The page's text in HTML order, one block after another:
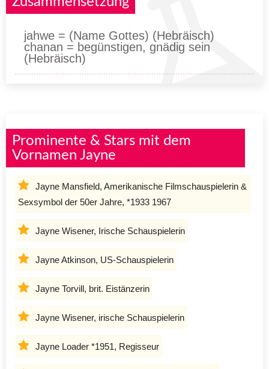
jahwe = (Name Gottes) (Hebräisch)
chanan = begünstigen, gnädig sein
(Hebräisch)
Prominente & Stars mit dem
Vornamen Jayne
Jayne Mansfield, Amerikanische Filmschauspielerin &
Sexsymbol der 50er Jahre, *1933 1967
Jayne Wisener, Irische Schauspielerin
Jayne Atkinson, US-Schauspielerin
Jayne Torvill, brit. Eistänzerin
Jayne Wisener, irische Schauspielerin
Jayne Loader *1951, Regisseur